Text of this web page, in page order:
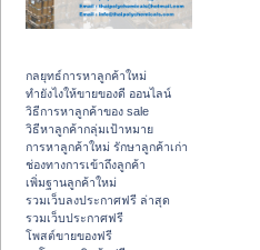
กลยุทธ์การหาลูกค้าใหม่
ทํายังไงให้ขายของดี ออนไลน์
วิธีการหาลูกค้าของ sale
วิธีหาลูกค้ากลุ่มเป้าหมาย
การหาลูกค้าใหม่ รักษาลูกค้าเก่า
ช่องทางการเข้าถึงลูกค้า
เพิ่มฐานลูกค้าใหม่
รวมเว็บลงประกาศฟรี ล่าสุด
รวมเว็บประกาศฟรี
โพสต์ขายของฟรี